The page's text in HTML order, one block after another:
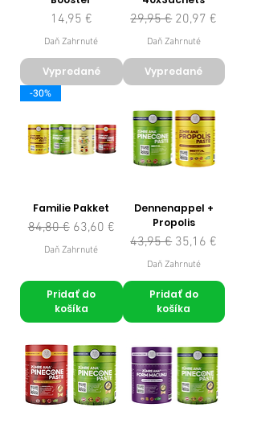
Cena
14,95 €
Daň Zahrnuté
Vypredané
Normálna cena
29,95 € Zľavnená cena
20,97 €
Daň Zahrnuté
Vypredané
-30%
Familie Pakket
Normálna cena
84,80 € Zľavnená cena
63,60 €
Daň Zahrnuté
Pridať do
košíka
Dennenappel +
Propolis
Normálna cena
43,95 € Zľavnená cena
35,16 €
Daň Zahrnuté
Pridať do
košíka